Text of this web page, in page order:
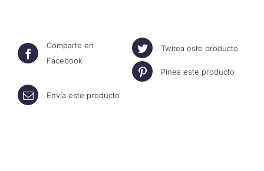
Comparte en
Facebook
Twitea este producto
Pinea este producto
Envía este producto